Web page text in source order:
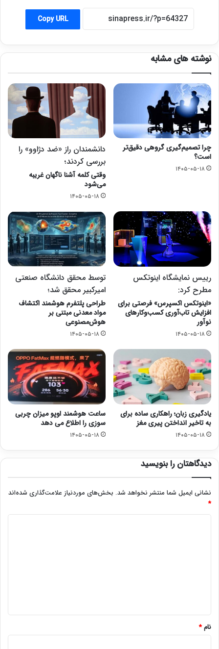
Copy URL
نوشته های مشابه
چرا تصمیم‌گیری گروهی دقیق‌تر
است؟
۱۴۰۵-۰۵-۱۸
دانشمندان راز «ضد دژاوو» را
بررسی کردند؛
وقتی کلمه آشنا ناگهان غریبه
می‌شود
۱۴۰۵-۰۵-۱۸
رییس نمایشگاه اینوتکس
مطرح کرد:
«اینوتکس اکسپرس» فرصتی برای
افزایش تاب‌آوری کسب‌وکارهای
نوآور
۱۴۰۵-۰۵-۱۸
توسط محقق دانشگاه صنعتی
امیرکبیر محقق شد؛
طراحی پلتفرم هوشمند اکتشاف
مواد معدنی مبتنی بر
هوش‌مصنوعی
۱۴۰۵-۰۵-۱۸
یادگیری زبان؛ راهکاری ساده برای
به تاخیر انداختن پیری مغز
۱۴۰۵-۰۵-۱۸
ساعت هوشمند اوپو میزان چربی
سوزی را اطلاع می دهد
۱۴۰۵-۰۵-۱۸
دیدگاهتان را بنویسید
نشانی ایمیل شما منتشر نخواهد شد. بخش‌های موردنیاز علامت‌گذاری شده‌اند
*
نام*